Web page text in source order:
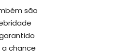
são
chance